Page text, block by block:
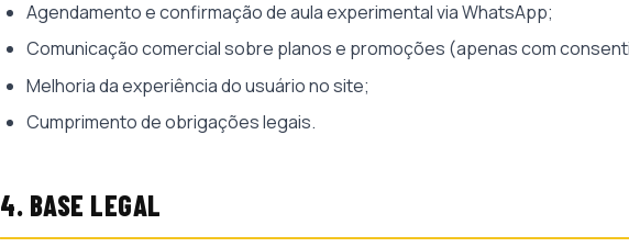
Agendamento e confirmação de aula experimental via WhatsApp;
Comunicação comercial sobre planos e promoções (apenas com
Melhoria da experiência do usuário no site;
Cumprimento de obrigações legais.
4. BASE LEGAL